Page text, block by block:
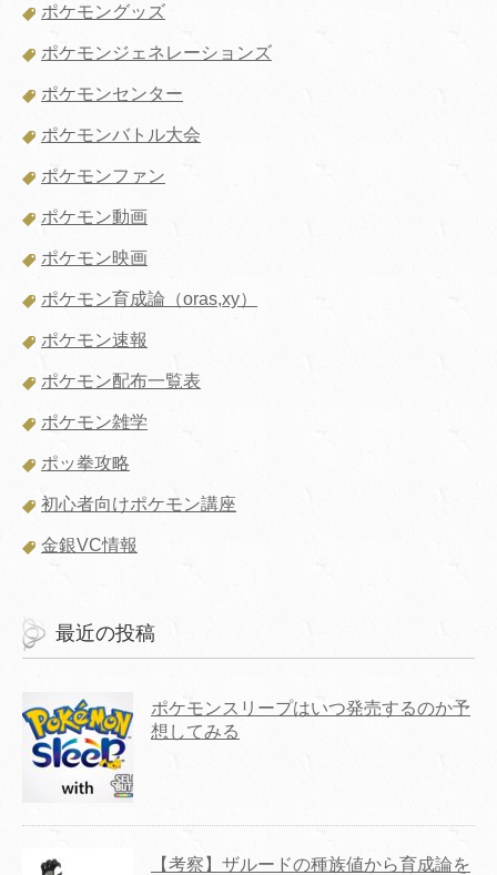
ポケモングッズ
ポケモンジェネレーションズ
ポケモンセンター
ポケモンバトル大会
ポケモンファン
ポケモン動画
ポケモン映画
ポケモン育成論（oras,xy）
ポケモン速報
ポケモン配布一覧表
ポケモン雑学
ポッ拳攻略
初心者向けポケモン講座
金銀VC情報
最近の投稿
ポケモンスリープはいつ発売するのか予
想してみる
【考察】ザルードの種族値から育成論を